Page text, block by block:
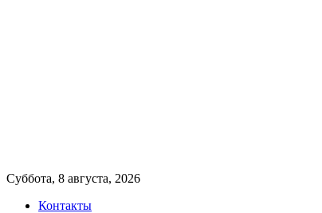
Суббота, 8 августа, 2026
Контакты